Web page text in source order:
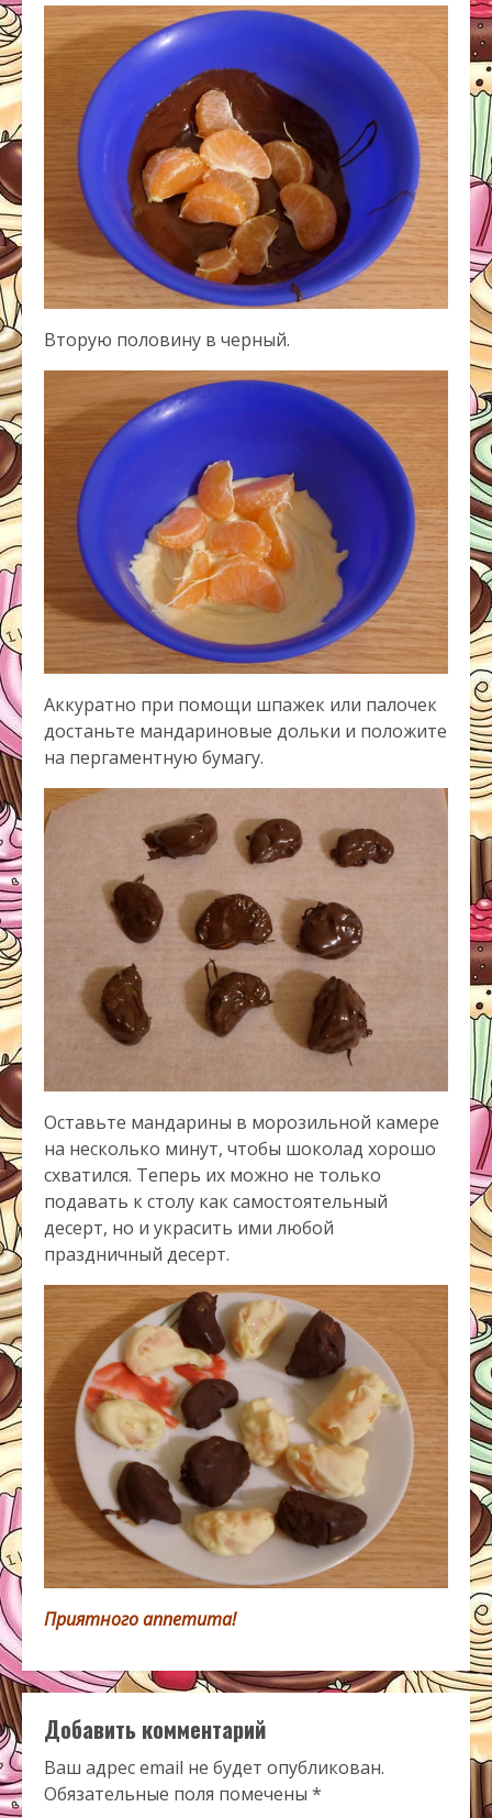
Вторую половину в черный.
Аккуратно при помощи шпажек или палочек
достаньте мандариновые дольки и положите
на пергаментную бумагу.
Оставьте мандарины в морозильной камере
на несколько минут, чтобы шоколад хорошо
схватился. Теперь их можно не только
подавать к столу как самостоятельный
десерт, но и украсить ими любой
праздничный десерт.
Приятного аппетита!
Добавить комментарий
Ваш адрес email не будет опубликован.
Обязательные поля помечены *